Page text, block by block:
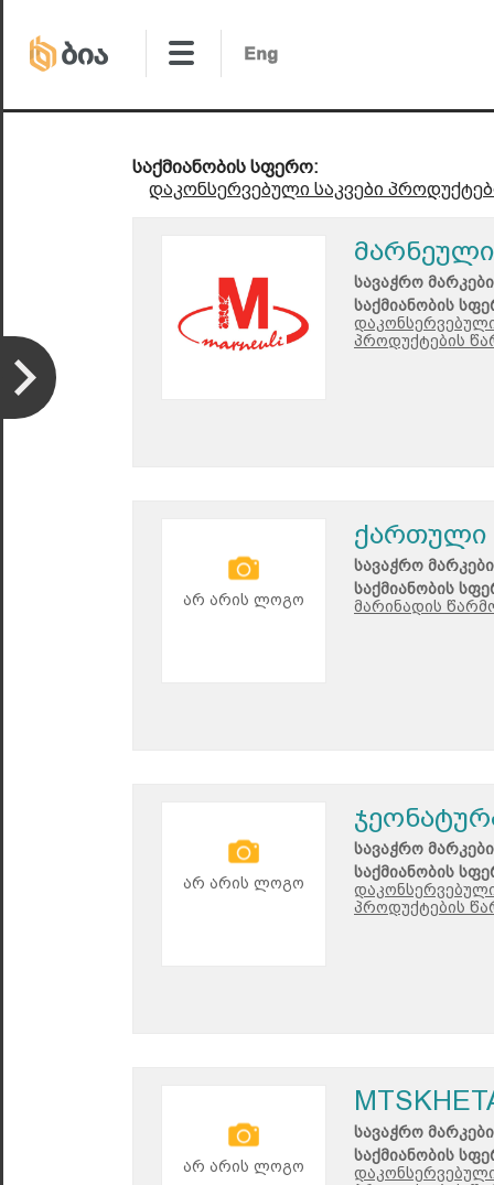
საქმიანობის სფერო:
დაკონსერვებული საკვები
სავაჭრო
საქმიანობის
პროდუქტების
არ არის ლოგო
ქართული
სავაჭრო
საქმიანობის
მარინადის
არ არის ლოგო
სავაჭრო
საქმიანობის
პროდუქტების
არ არის ლოგო
სავაჭრო
საქმიანობის